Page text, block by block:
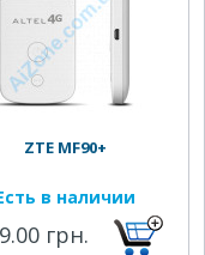
ZTE MF90+
в наличии
грн.